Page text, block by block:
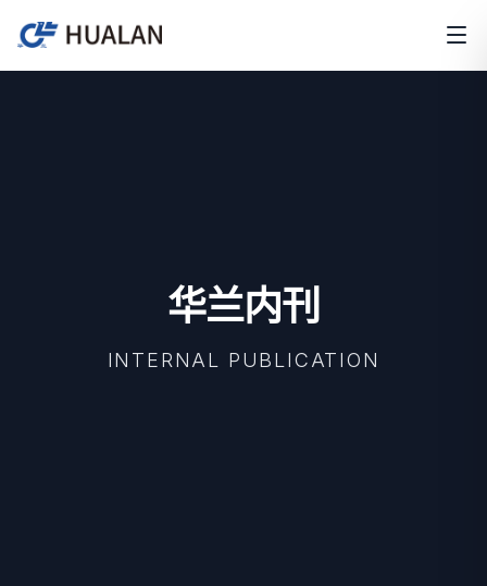
华兰内刊
INTERNAL PUBLICATION